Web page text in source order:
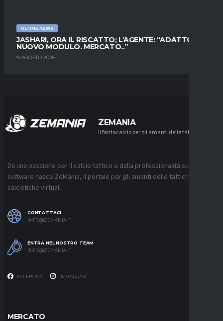
ULTIME NEWS
JASHARI, ORA IL RISCATTO; L’AGENTE: “ADATTO AL
NUOVO MODULO. MERCATO..”
9 AGOSTO 2026
ZEMANIA
Il fantacalcio per gli amanti delle tattiche
Da una passione per il calcio tattico e dalla professionalità sui
software nasce ZeMania, il portale per gli amanti delle tattiche
calcistiche virtuali.
CONTATTACI
INFO@ZEMANIA.IT
ENTRA NEL NOSTRO TEAM
INFO@ZEMANIA.IT
FACEBOOK INSTAGRAM
MERCATO